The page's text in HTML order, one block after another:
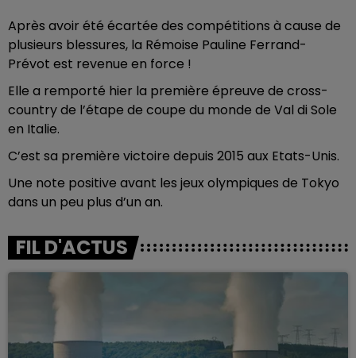
Après avoir été écartée des compétitions à cause de
plusieurs blessures, la Rémoise Pauline Ferrand-
Prévot est revenue en force !
Elle a remporté hier la première épreuve de cross-
country de l’étape de coupe du monde de Val di Sole
en Italie.
C’est sa première victoire depuis 2015 aux Etats-Unis.
Une note positive avant les jeux olympiques de Tokyo
dans un peu plus d’un an.
FIL D'ACTUS